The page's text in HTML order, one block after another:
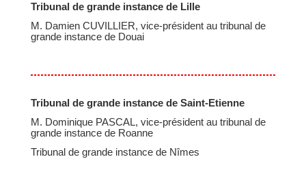
Tribunal de grande instance de Lille
M. Damien CUVILLIER, vice-président au tribunal de
grande instance de Douai
Tribunal de grande instance de Saint-Etienne
M. Dominique PASCAL, vice-président au tribunal de
grande instance de Roanne
Tribunal de grande instance de Nîmes